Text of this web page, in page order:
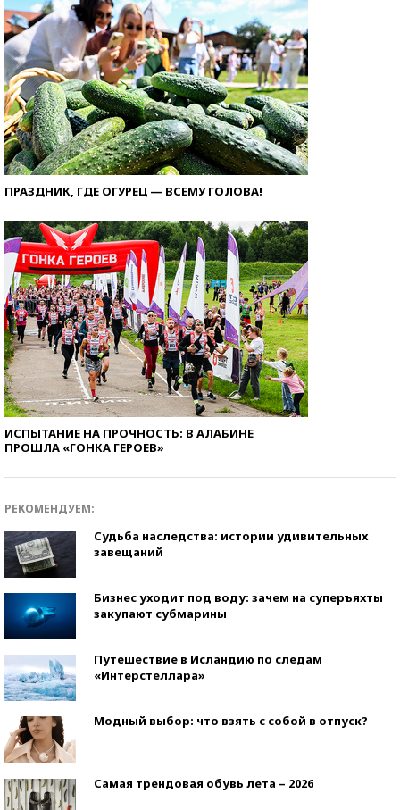
ПРАЗДНИК, ГДЕ ОГУРЕЦ — ВСЕМУ ГОЛОВА!
ИСПЫТАНИЕ НА ПРОЧНОСТЬ: В АЛАБИНЕ
ПРОШЛА «ГОНКА ГЕРОЕВ»
РЕКОМЕНДУЕМ:
Судьба наследства: истории удивительных
завещаний
Бизнес уходит под воду: зачем на суперъяхты
закупают субмарины
Путешествие в Исландию по следам
«Интерстеллара»
Модный выбор: что взять с собой в отпуск?
Самая трендовая обувь лета – 2026